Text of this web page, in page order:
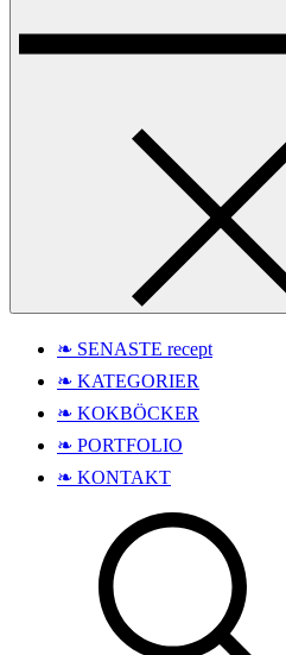
❧ SENASTE recept
❧ KATEGORIER
❧ KOKBÖCKER
❧ PORTFOLIO
❧ KONTAKT